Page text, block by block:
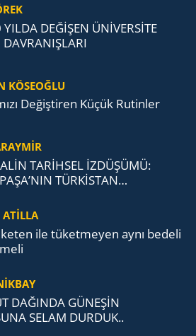
DEĞİŞEN ÜNİVERSİTE
DAVRANIŞLARI
KÖSEOĞLU
De­ğiş­ti­ren Küçük Ru­tin­ler
TARİHSEL İZDÜŞÜMÜ:
TÜRKİSTAN
UZANAN MİRASI
ATİLLA
ile tü­ket­me­yen aynı be­de­li
DAĞINDA GÜNEŞİN
SELAM DURDUK..